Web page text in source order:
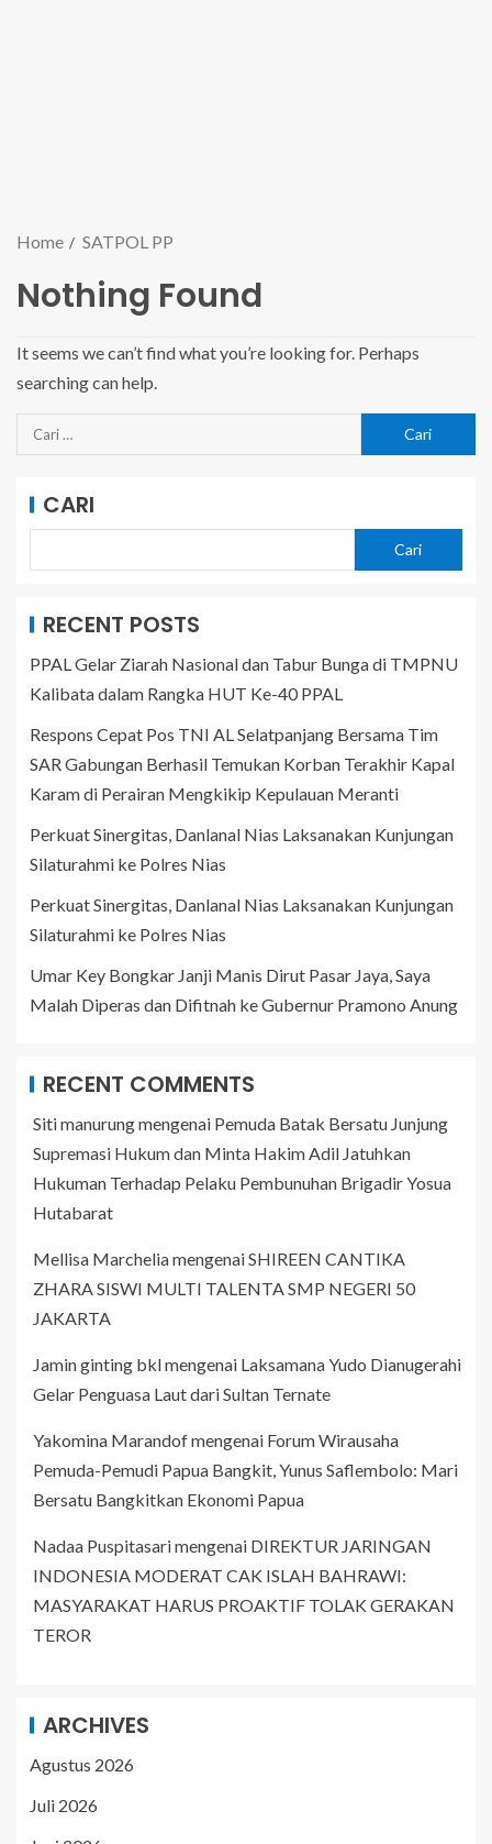
Home SATPOL PP
Nothing Found
It seems we can’t find what you’re looking for. Perhaps
searching can help.
CARI
Cari
RECENT POSTS
PPAL Gelar Ziarah Nasional dan Tabur Bunga di TMPNU
Kalibata dalam Rangka HUT Ke-40 PPAL
Respons Cepat Pos TNI AL Selatpanjang Bersama Tim
SAR Gabungan Berhasil Temukan Korban Terakhir Kapal
Karam di Perairan Mengkikip Kepulauan Meranti
Perkuat Sinergitas, Danlanal Nias Laksanakan Kunjungan
Silaturahmi ke Polres Nias
Perkuat Sinergitas, Danlanal Nias Laksanakan Kunjungan
Silaturahmi ke Polres Nias
Umar Key Bongkar Janji Manis Dirut Pasar Jaya, Saya
Malah Diperas dan Difitnah ke Gubernur Pramono Anung
RECENT COMMENTS
Siti manurungmengenai Pemuda Batak Bersatu Junjung
Supremasi Hukum dan Minta Hakim Adil Jatuhkan
Hukuman Terhadap Pelaku Pembunuhan Brigadir Yosua
Hutabarat
Mellisa MarcheliamengenaiSHIREEN CANTIKA
ZHARA SISWI MULTI TALENTA SMP NEGERI 50
JAKARTA
Jamin ginting bklmengenai Laksamana Yudo Dianugerahi
Gelar Penguasa Laut dari Sultan Ternate
Yakomina Marandofmengenai Forum Wirausaha
Pemuda-Pemudi Papua Bangkit, Yunus Saflembolo: Mari
Bersatu Bangkitkan Ekonomi Papua
Nadaa Puspitasarimengenai DIREKTUR JARINGAN
INDONESIA MODERAT CAK ISLAH BAHRAWI:
MASYARAKAT HARUS PROAKTIF TOLAK GERAKAN
TEROR
ARCHIVES
Agustus 2026
Juli 2026